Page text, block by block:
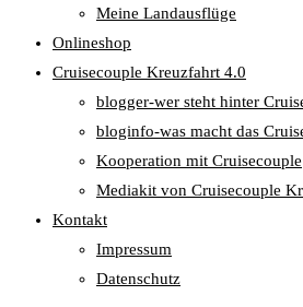
Meine Landausflüge
Onlineshop
Cruisecouple Kreuzfahrt 4.0
blogger-wer steht hinter
bloginfo-was macht das
Kooperation mit Cruisecouple
Mediakit von Cruisecouple
Kontakt
Impressum
Datenschutz